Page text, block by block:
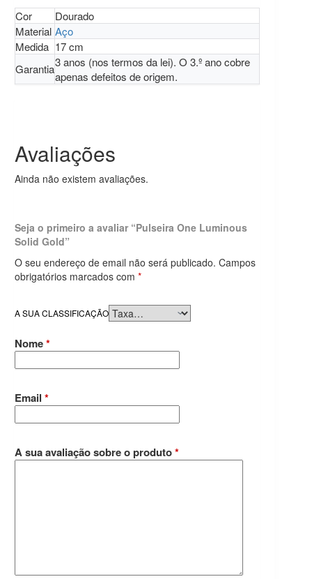
Cor
Dourado
Material Aço
Medida 17 cm
Garantia3 anos (nos termos da lei). O 3.º ano cobre
apenas defeitos de origem.
Avaliações
Ainda não existem avaliações.
Seja o primeiro a avaliar “Pulseira One Luminous
Solid Gold”
O seu endereço de email não será publicado. Campos
obrigatórios marcados com *
A SUA CLASSIFICAÇÃO
Nome*
Email *
A sua avaliação sobre o produto*